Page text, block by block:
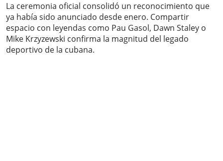
La ceremonia oficial consolidó un reconocimiento que
ya había sido anunciado desde enero. Compartir
espacio con leyendas como Pau Gasol, Dawn Staley o
Mike Krzyzewski confirma la magnitud del legado
deportivo de la cubana.